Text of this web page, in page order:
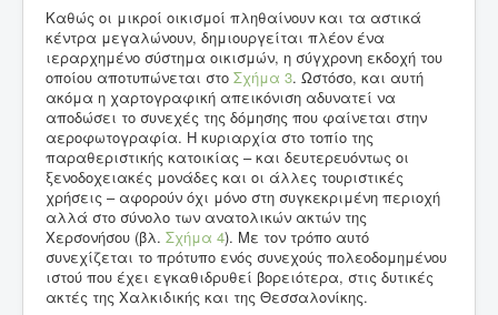
Καθώς οι μικροί οικισμοί πληθαίνουν και τα αστικά
κέντρα μεγαλώνουν, δημιουργείται πλέον ένα
ιεραρχημένο σύστημα οικισμών, η σύγχρονη εκδοχή του
οποίου αποτυπώνεται στο Σχήμα 3. Ωστόσο, και αυτή
ακόμα η χαρτογραφική απεικόνιση αδυνατεί να
αποδώσει το συνεχές της δόμησης που φαίνεται στην
αεροφωτογραφία. Η κυριαρχία στο τοπίο της
παραθεριστικής κατοικίας – και δευτερευόντως οι
ξενοδοχειακές μονάδες και οι άλλες τουριστικές
χρήσεις – αφορούν όχι μόνο στη συγκεκριμένη περιοχή
αλλά στο σύνολο των ανατολικών ακτών της
Χερσονήσου (βλ. Σχήμα 4). Με τον τρόπο αυτό
συνεχίζεται το πρότυπο ενός συνεχούς πολεοδομημένου
ιστού που έχει εγκαθιδρυθεί βορειότερα, στις δυτικές
ακτές της Χαλκιδικής και της Θεσσαλονίκης.